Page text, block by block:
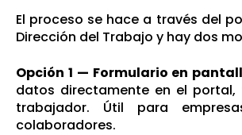
El proceso se hace a través del
Dirección del Trabajo y hay dos
Opción 1 — Formulario en
datos directamente en el
trabajador. Útil para
colaboradores.